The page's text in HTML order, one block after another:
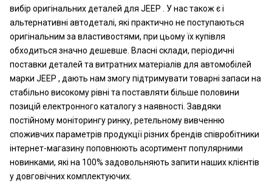
вибір оригінальних деталей для JEEP . У нас також є і
альтернативні автодеталі, які практично не поступаються
оригінальним за властивостями, при цьому їх купівля
обходиться значно дешевше. Власні склади, періодичні
поставки деталей та витратних матеріалів для автомобілей
марки JEEP , дають нам змогу підтримувати товарні запаси на
стабільно високому рівні та поставляти більше половини
позицій електронного каталогу з наявності. Завдяки
постійному моніторингу ринку, ретельному вивченню
споживчих параметрів продукції різних брендів співробітники
інтернет-магазину поповнюють асортимент популярними
новинками, які на 100% задовольняють запити наших клієнтів
у довговічних комплектуючих.